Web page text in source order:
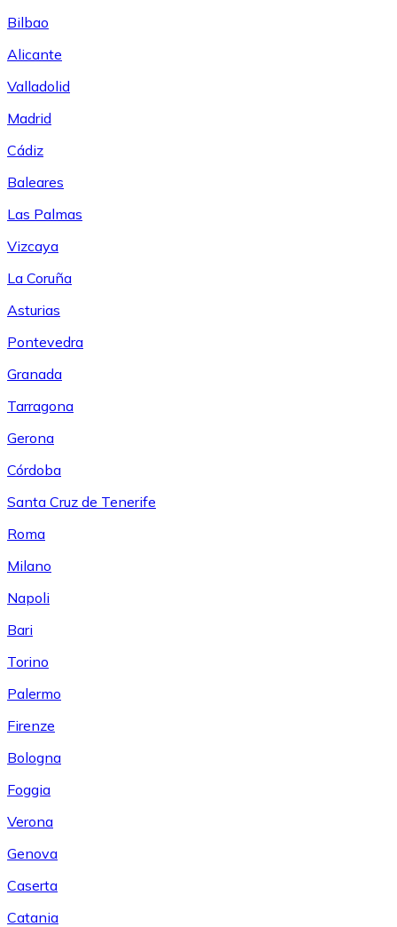
Bilbao
Alicante
Valladolid
Madrid
Cádiz
Baleares
Las Palmas
Vizcaya
La Coruña
Asturias
Pontevedra
Granada
Tarragona
Gerona
Córdoba
Santa Cruz de Tenerife
Roma
Milano
Napoli
Bari
Torino
Palermo
Firenze
Bologna
Foggia
Verona
Genova
Caserta
Catania